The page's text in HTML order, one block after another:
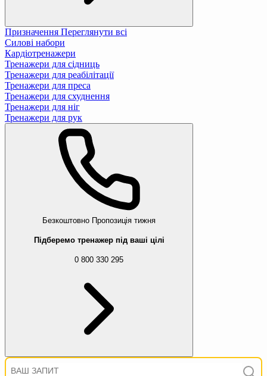
Призначення Переглянути всі
Силові набори
Кардіотренажери
Тренажери для сідниць
Тренажери для реабілітації
Тренажери для преса
Тренажери для схуднення
Тренажери для ніг
Тренажери для рук
Безкоштовно Пропозиція тижня
Підберемо тренажер під ваші цілі
0 800 330 295